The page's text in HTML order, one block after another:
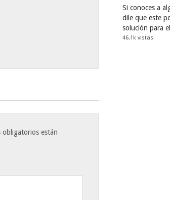
obligatorios están
Si conoces a
dile que este
solución para
46.1k vistas